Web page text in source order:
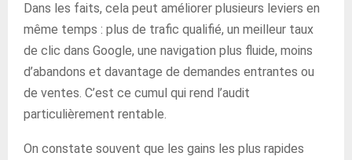
Dans les faits, cela peut améliorer plusieurs leviers en
même temps : plus de trafic qualifié, un meilleur taux
de clic dans Google, une navigation plus fluide, moins
d’abandons et davantage de demandes entrantes ou
de ventes. C’est ce cumul qui rend l’audit
particulièrement rentable.
On constate souvent que les gains les plus rapides